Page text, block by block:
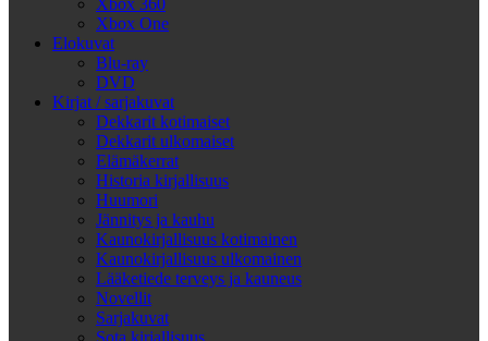
Xbox 360
Xbox One
Elokuvat
Blu-ray
DVD
Kirjat / sarjakuvat
Dekkarit kotimaiset
Dekkarit ulkomaiset
Elämäkerrat
Historia kirjallisuus
Huumori
Jännitys ja kauhu
Kaunokirjallisuus kotimainen
Kaunokirjallisuus ulkomainen
Lääketiede terveys ja kauneus
Novellit
Sarjakuvat
Sota kirjallisuus